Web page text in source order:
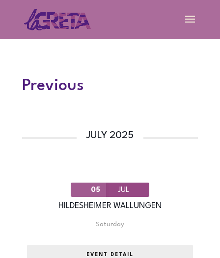
Previous
JULY 2025
05 JUL
HILDESHEIMER WALLUNGEN
Saturday
EVENT DETAIL